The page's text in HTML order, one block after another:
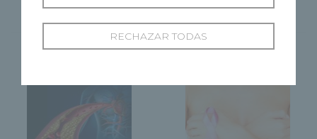
RECHAZAR TODAS